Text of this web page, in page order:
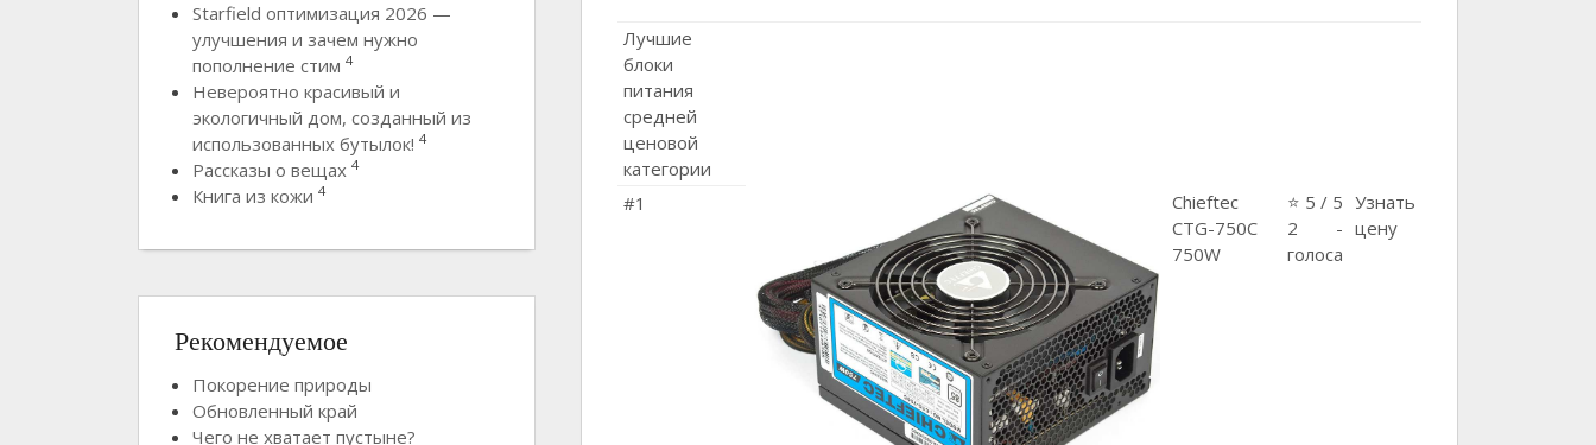
Лучшие
блоки
питания
средней
ценовой
категории
#1
Chieftec
CTG-750C
750W
⭐ 5 / 5
2 -
голоса
Узнать
цену
Starfield оптимизация 2026 —
улучшения и зачем нужно
пополнение стим 4
Невероятно красивый и
экологичный дом, созданный из
использованных бутылок! 4
Рассказы о вещах 4
Книга из кожи 4
Рекомендуемое
Покорение природы
Обновленный край
Чего не хватает пустыне?